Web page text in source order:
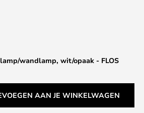
wandlamp, wit/opaak - FLOS
AAN JE WINKELWAGEN